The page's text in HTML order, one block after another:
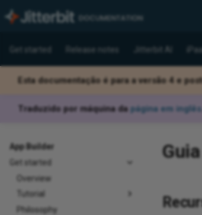
Get started Release notes Jitterbit AI
Esta documentação é para a versão 4 e
Traduzido por máquina da página em inglês
App Builder
Get started
Overview
Tutorial
Philosophy